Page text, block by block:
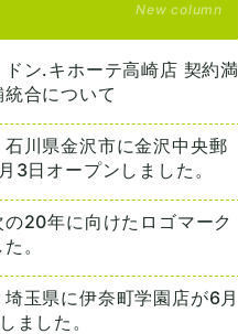
New column
ドン.キホーテ高崎店 契約満
合について
石川県金沢市に金沢中央郵
3日オープンしました。
の20年に向けたロゴマーク
。
埼玉県に伊奈町学園店が6月
ました。